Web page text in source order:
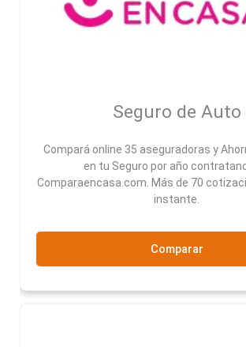
Seguro de Auto
Compará online 35 aseguradoras y
en tu Seguro por año
Comparaencasa.com. Más de 70
instante.
Comparar